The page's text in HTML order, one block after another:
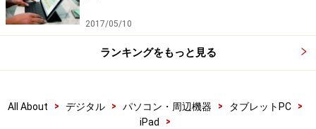
2017/05/10
ランキングをもっと見る
All About > デジタル > パソコン・周辺機器 > タブレットPC
>
iPad
>